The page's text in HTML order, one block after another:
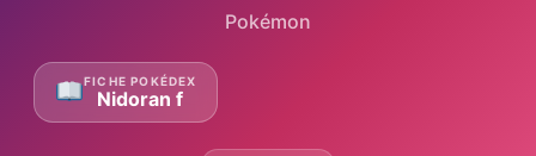
Pokémon
FICHE POKÉDEX
Nidoran f